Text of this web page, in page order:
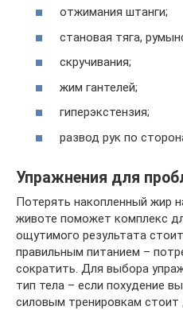
отжимания штанги;
становая тяга,
скручивания;
жим гантелей;
гиперэкстензия;
развод рук по
Упражнения для
Потерять накопленный жир
животе поможет комплекс
ощутимого результата
правильным питанием –
сократить. Для выбора
тип тела – если похудение
силовым тренировкам стоит